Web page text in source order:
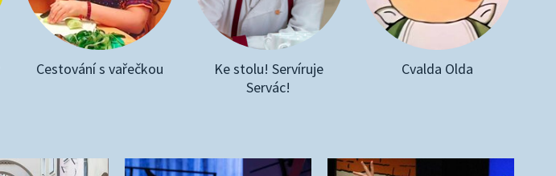
Cestování s vařečkou
Ke stolu! Servíruje
Servác!
Cvalda Olda